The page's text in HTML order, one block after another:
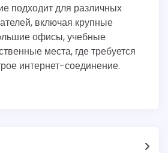
подходит для различных
включая крупные
офисы, учебные
места, где требуется
интернет-соединение.